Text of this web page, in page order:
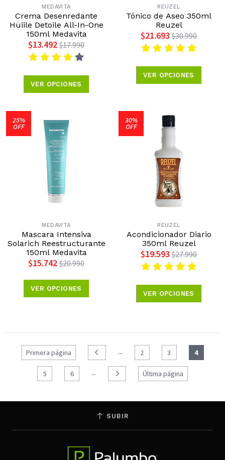
MEDAVITA
Crema Desenredante
Huiile Detoile All-In-One
150ml Medavita
$13.492 $17.990
VER OPCIONES
REUZEL
Tónico de Aseo 350ml
Reuzel
$21.693 $30.990
VER OPCIONES
25%
OFF
MEDAVITA
Mascara Intensiva
Solarich Reestructurante
150ml Medavita
$15.742 $20.990
VER OPCIONES
30%
OFF
REUZEL
Acondicionador Diario
350ml Reuzel
$19.593 $27.990
VER OPCIONES
Primera página ... 2 3 4
5 6 ... Última página
SUBIR